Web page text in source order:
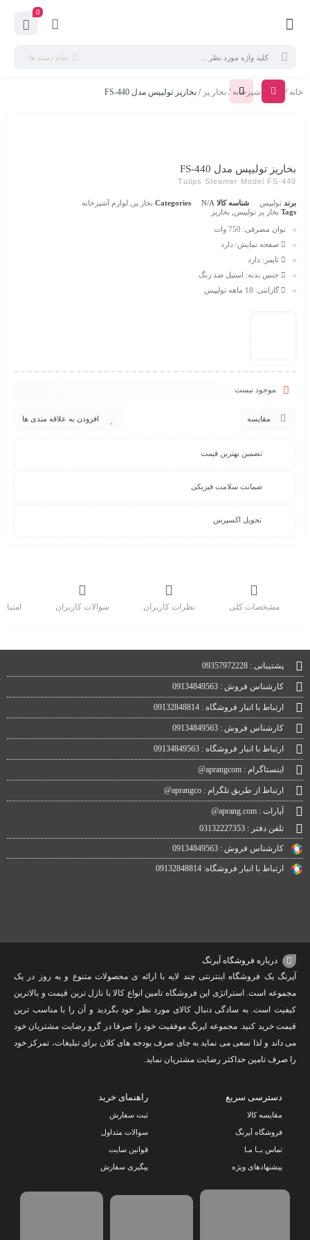
0
تمام دسته ها
خانه / لوازم آشپزخانه / بخار پز / بخارپز تولیپس مدل FS-440
بخارپز تولیپس مدل FS-440
Tulips Steamer Model FS-440
برند تولیپس شناسه کالا N/A
Categories بخار پز
لوازم آشپزخانه
Tags بخار پز تولیپس بخارپز
توان مصرفی:
صفحه نمایش: دارد
تایمر: دارد
جنس بدنه: استیل ضد زنگ
گارانتی:
موجود نیست
مقایسه افزودن به علاقه مندی ها
تضمین بهترین قیمت
ضمانت سلامت فیزیکی
تحویل اکسپرس
مشخصات کلی نظرات کاربران سوالات کاربران
پشتیبانی : 09357972228
کارشناس فروش : 09134849563
ارتباط با انبار فروشگاه : 09132848814
کارشناس فروش : 09134849563
ارتباط با انبار فروشگاه : 09134849563
اینستاگرام : aprangcom@
ارتباط از طریق تلگرام : aprangco@
آپارات : aprang.com@
تلفن دفتر : 03132227353
کارشناس فروش : 09134849563
ارتباط با انبار فروشگاه: 09132848814
درباره فروشگاه آپرنگ
آپرنگ یک فروشگاه اینترنتی چند لایه با ارائه ی محصولات متنوع و به روز در یک
مجموعه است. استراتژی این فروشگاه تامین انواع کالا با نازل ترین قیمت و بالاترین
کیفیت است. به سادگی دنبال کالای مورد نظر خود بگردید و آن را با مناسب ترین
قیمت خرید کنید. مجموعه اپرنگ موفقیت خود را صرفا در گرو رضایت مشتریان خود
می داند و لذا سعی می نماید به جای صرف بودجه های کلان برای تبلیغات، تمرکز خود
را صرف تامین حداکثر رضایت مشتریان نماید‌.
دسترسی سریع
مقایسه کالا
فروشگاه آپرنگ
تماس بــا مـا
پیشنهادهای ویژه
راهنمای خرید
ثبت سفارش
سوالات متداول
قوانین سایت
پیگیری سفارش